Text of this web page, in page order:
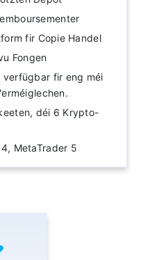
fir Copie Handel
Fongen
verfügbar fir eng méi
déi 6 Krypto-
MetaTrader 5